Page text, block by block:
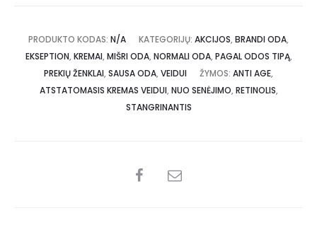
PRODUKTO KODAS: N/A KATEGORIJŲ: AKCIJOS, BRANDI ODA,
EKSEPTION, KREMAI, MIŠRI ODA, NORMALI ODA, PAGAL ODOS TIPĄ,
PREKIŲ ŽENKLAI, SAUSA ODA, VEIDUI ŽYMOS: ANTI AGE,
ATSTATOMASIS KREMAS VEIDUI, NUO SENĖJIMO, RETINOLIS,
STANGRINANTIS